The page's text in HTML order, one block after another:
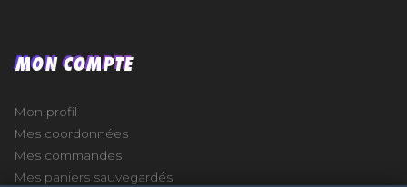
MON COMPTE
Mon profil
Mes coordonnées
Mes commandes
Mes paniers sauvegardés